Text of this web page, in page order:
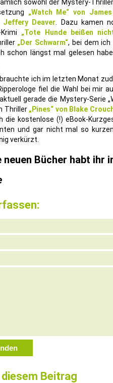
sowohl der Mystery-
„Watch Me“ von
Deaver . Dazu kamen
„Tote Hunde beißen
„Der Schwarm“, bei dem
schon längst mal gelesen
ich im letzten Monat
fiel die Wahl bei mir
aktuell gerade die Mystery-Serie
Thriller „Pines“ von Blake
die kostenlose (!) eBook-
und gar nicht mal so
verkürzt.
neuen Bücher habt ihr
Beitrag